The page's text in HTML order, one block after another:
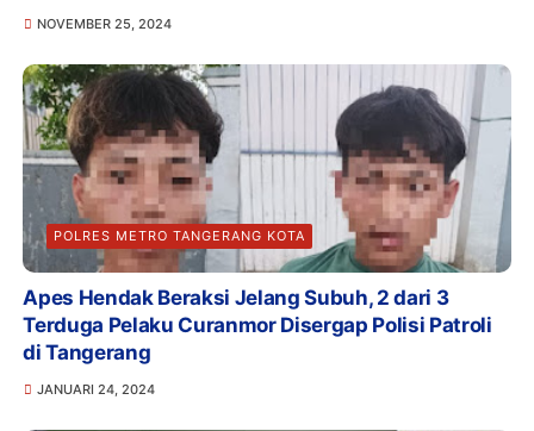
NOVEMBER 25, 2024
POLRES METRO TANGERANG KOTA
Apes Hendak Beraksi Jelang Subuh, 2 dari 3
Terduga Pelaku Curanmor Disergap Polisi Patroli
di Tangerang
JANUARI 24, 2024